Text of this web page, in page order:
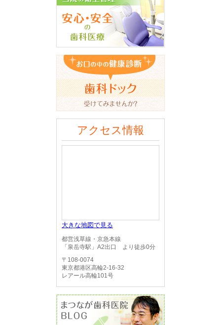
アクセス情報
大きな地図で見る
都営浅草線・京急本線
「泉岳寺駅」A2出口 より徒歩0分
〒108-0074
東京都港区高輪2-16-32
レアール高輪101号